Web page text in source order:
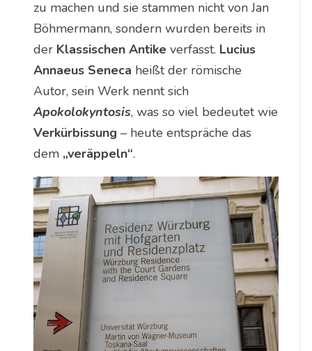
zu machen und sie stammen nicht von Jan
Böhmermann, sondern wurden bereits in
der Klassischen Antikeverfasst. Lucius
Annaeus Seneca heißt der römische
Autor, sein Werk nennt sich
Apokolokyntosis, was so viel bedeutet wie
Verkürbissung – heute entspräche das
dem „veräppeln“.